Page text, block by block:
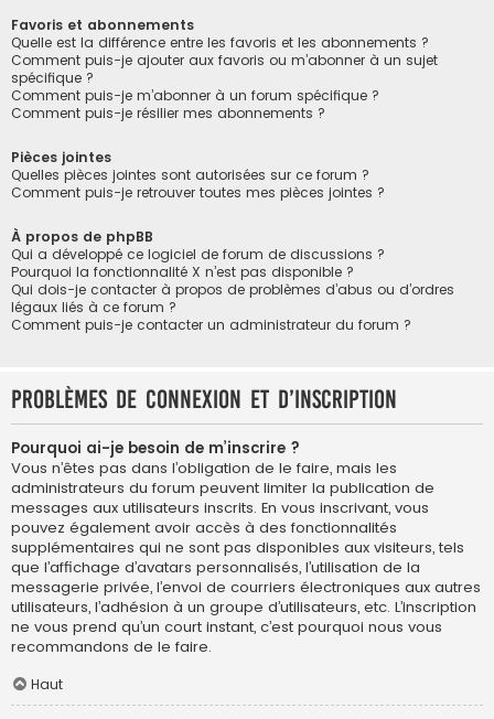
Favoris et abonnements
Quelle est la différence entre les favoris et les abonnements ?
Comment puis-je ajouter aux favoris ou m’abonner à un sujet
spécifique ?
Comment puis-je m’abonner à un forum spécifique ?
Comment puis-je résilier mes abonnements ?
Pièces jointes
Quelles pièces jointes sont autorisées sur ce forum ?
Comment puis-je retrouver toutes mes pièces jointes ?
À propos de phpBB
Qui a développé ce logiciel de forum de discussions ?
Pourquoi la fonctionnalité X n’est pas disponible ?
Qui dois-je contacter à propos de problèmes d’abus ou d’ordres
légaux liés à ce forum ?
Comment puis-je contacter un administrateur du forum ?
Problèmes de connexion et d’inscription
Pourquoi ai-je besoin de m’inscrire ?
Vous n’êtes pas dans l’obligation de le faire, mais les
administrateurs du forum peuvent limiter la publication de
messages aux utilisateurs inscrits. En vous inscrivant, vous
pouvez également avoir accès à des fonctionnalités
supplémentaires qui ne sont pas disponibles aux visiteurs, tels
que l’affichage d’avatars personnalisés, l’utilisation de la
messagerie privée, l’envoi de courriers électroniques aux autres
utilisateurs, l’adhésion à un groupe d’utilisateurs, etc. L’inscription
ne vous prend qu’un court instant, c’est pourquoi nous vous
recommandons de le faire.
Haut